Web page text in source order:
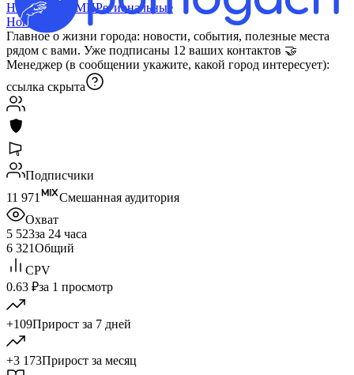
Новости и СМИРегиональные
Ногинск
Главное о жизни города: новости, события, полезные места
рядом с вами. Уже подписаны 12 ваших контактов 🤝
Менеджер (в сообщении укажите, какой город интересует):
ссылка скрыта
Подписчики
11 971
Смешанная аудитория
Охват
5 523за 24 часа
6 321Общий
CPV
0.63 ₽за 1 просмотр
+109Прирост за 7 дней
+3 173Прирост за месяц